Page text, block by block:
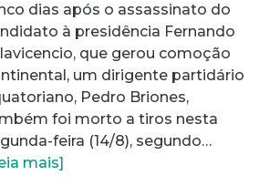
dias após o assassinato do
à presidência Fernando
que gerou comoção
um dirigente partidário
Pedro Briones,
foi morto a tiros nesta
feira (14/8), segundo…
mais]